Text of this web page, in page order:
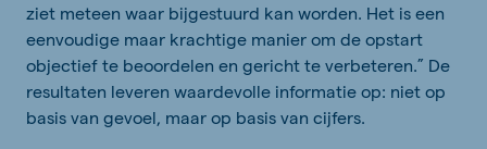
ziet meteen waar bijgestuurd kan worden. Het is een
eenvoudige maar krachtige manier om de opstart
objectief te beoordelen en gericht te verbeteren.” De
resultaten leveren waardevolle informatie op: niet op
basis van gevoel, maar op basis van cijfers.